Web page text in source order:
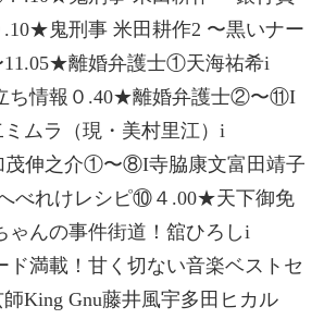
鬼刑事 米田耕作2 〜黒いナー
11.05★離婚弁護士①天海祐希i
ち情報０.40★離婚弁護士②〜⑪I
ムラ（現・美村里江）i
茂伸之介①〜⑧I寺脇康文富田靖子
べれけレシピ⑩４.00★天下御免
ゃんの事件街道！舘ひろしi
ド満載！甘く切ない音楽ベストセ
King Gnu藤井風宇多田ヒカル